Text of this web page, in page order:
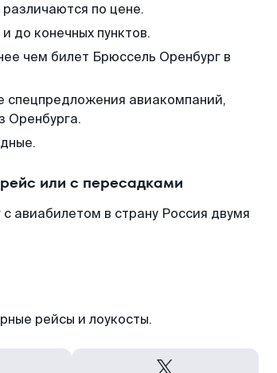
по цене.
до конечных пунктов.
чем билет Брюссель Оренбург в
спецпредложения авиакомпаний,
Оренбурга.
или с пересадками
авиабилетом в страну Россия двумя
рейсы и лоукосты.